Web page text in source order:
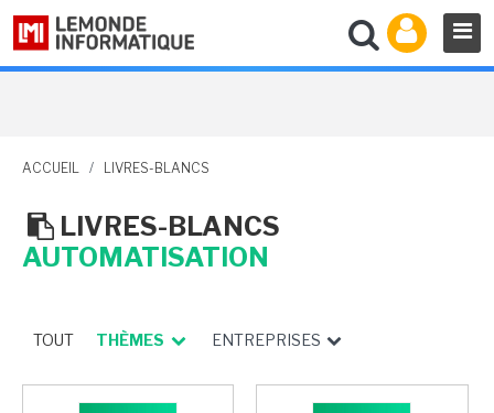
ACCUEIL / LIVRES-BLANCS
LIVRES-BLANCS
AUTOMATISATION
TOUT THÈMES ENTREPRISES